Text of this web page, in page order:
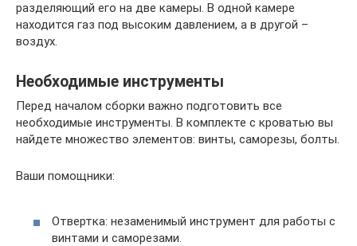
разделяющий его на две камеры. В одной камере
находится газ под высоким давлением, а в другой –
воздух.
Необходимые инструменты
Перед началом сборки важно подготовить все
необходимые инструменты. В комплекте с кроватью вы
найдете множество элементов: винты, саморезы, болты.
Ваши помощники:
Отвертка: незаменимый инструмент для работы с
винтами и саморезами.